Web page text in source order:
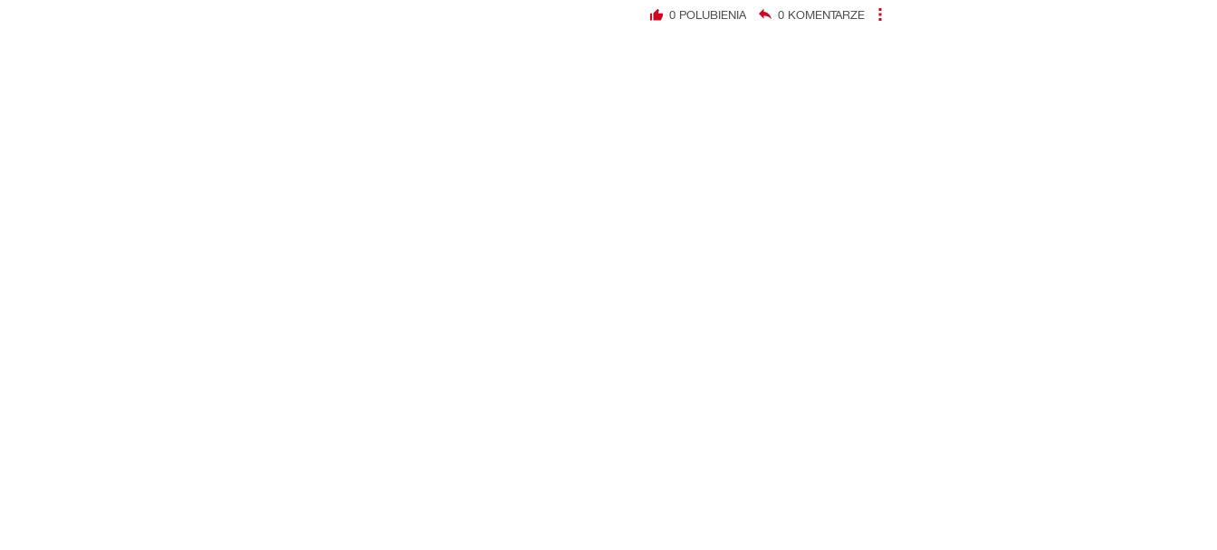
0POLUBIENIA 0 KOMENTARZE